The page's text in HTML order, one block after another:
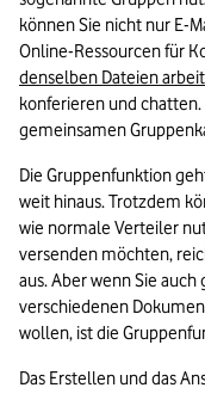
können Sie nicht nur E-
Online-Ressourcen für
denselben Dateien
konferieren und
gemeinsamen
Die Gruppenfunktion
weit hinaus. Trotzdem
wie normale Verteiler
versenden möchten,
aus. Aber wenn Sie
verschiedenen
wollen, ist die
Das Erstellen und das